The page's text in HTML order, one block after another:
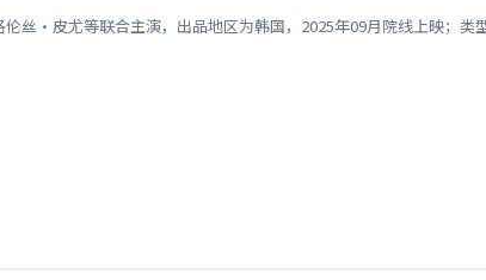
丝·皮尤等联合主演，出品地区为韩国，2025年09月院线上映；